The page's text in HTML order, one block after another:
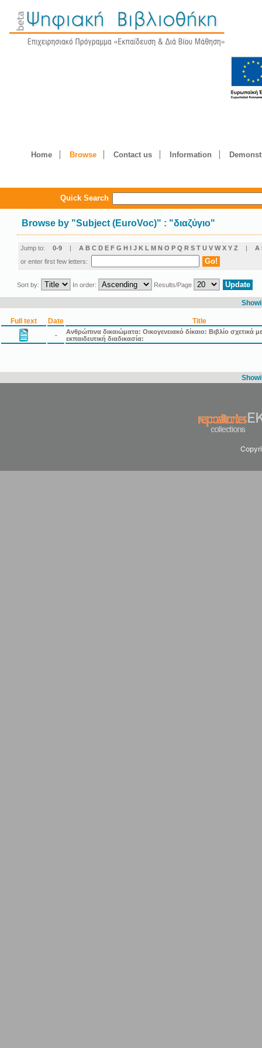
Home Browse Contact us Information
Quick Search
Browse by "Subject (EuroVoc)" : "διαζύγιο"
Jump to: 0-9 | A B C D E F G H I J K L M N O P Q R S T U V W X Y Z | Α
or enter first few letters:
Sort by: In order: Results/Page
Full text Date Title
-
Ανθρώπινα δικαιώματα: Οικογενειακό δίκαιο: Βιβλίο σχετικά
εκπαιδευτική διαδικασία: